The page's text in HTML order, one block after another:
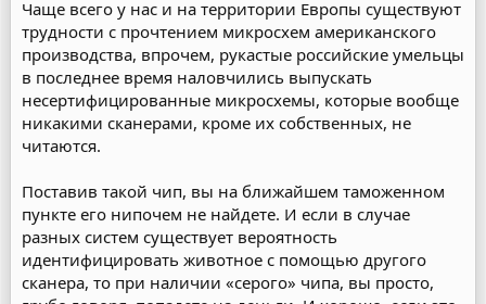
Чаще всего у нас и на территории Европы существуют
трудности с прочтением микросхем американского
производства, впрочем, рукастые российские умельцы
в последнее время наловчились выпускать
несертифицированные микросхемы, которые вообще
никакими сканерами, кроме их собственных, не
читаются.
Поставив такой чип, вы на ближайшем таможенном
пункте его нипочем не найдете. И если в случае
разных систем существует вероятность
идентифицировать животное с помощью другого
сканера, то при наличии «серого» чипа, вы просто,